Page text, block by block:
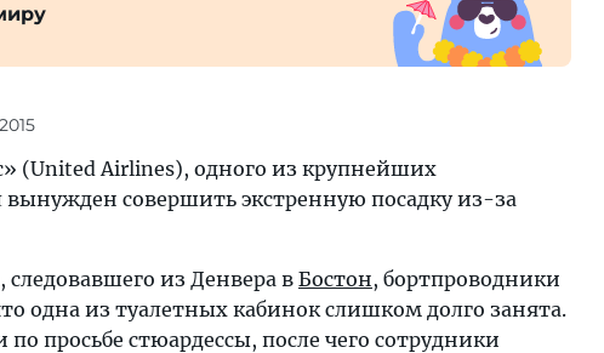
(United Airlines), одного из крупнейших
совершить экстренную посадку из-за
следовавшего из Денвера в Бостон, бортпроводники
одна из туалетных кабинок слишком долго занята.
просьбе стюардессы, после чего сотрудники